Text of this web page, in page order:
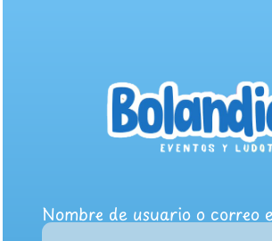
Nombre de usuario o correo